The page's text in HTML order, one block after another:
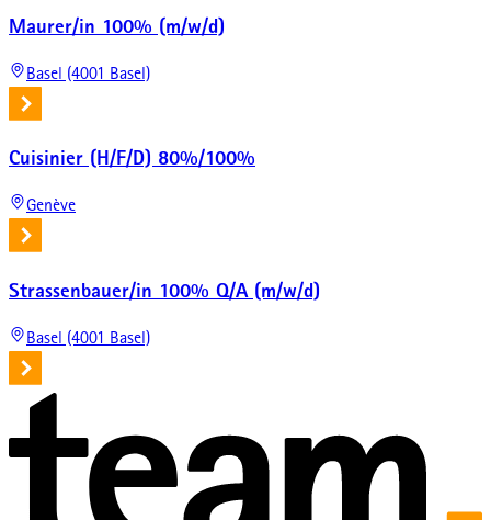
Maurer/in 100% (m/w/d)
Basel (4001 Basel)
Cuisinier (H/F/D) 80%/100%
Genève
Strassenbauer/in 100% Q/A (m/w/d)
Basel (4001 Basel)